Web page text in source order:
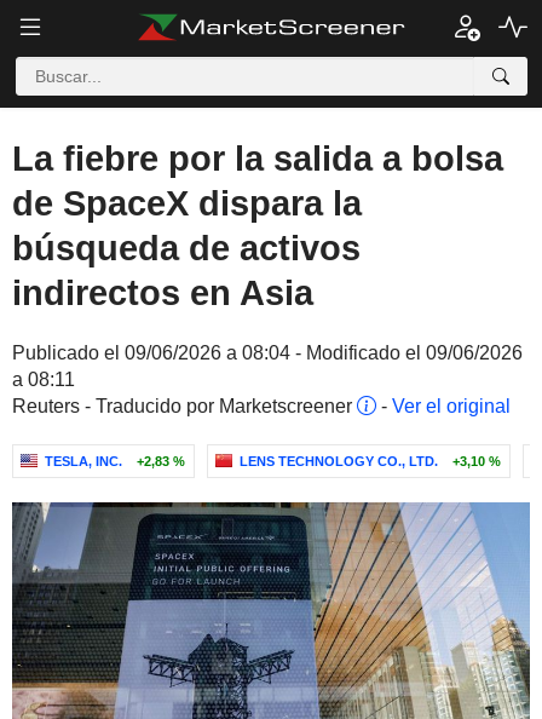
La fiebre por la salida a bolsa
de SpaceX dispara la
búsqueda de activos
indirectos en Asia
Publicado el 09/06/2026 a 08:04 - Modificado el 09/06/2026
a 08:11
Reuters - Traducido por Marketscreener
- Ver el original
TESLA, INC. +2,83 % LENS TECHNOLOGY CO., LTD. +3,10 %